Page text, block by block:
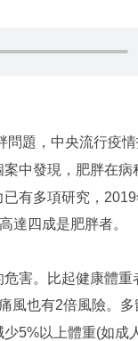
題，中央流行疫
中發現，肥胖在
有多項研究，
達四成是肥胖者。
危害。比起健康體
風也有2倍風險。
5%以上體重(如成